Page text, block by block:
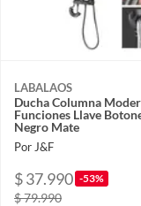
LABALAOS
Ducha Columna
Funciones Llave
Negro Mate
Por J&F
$ 37.990 -53%
$ 79.990